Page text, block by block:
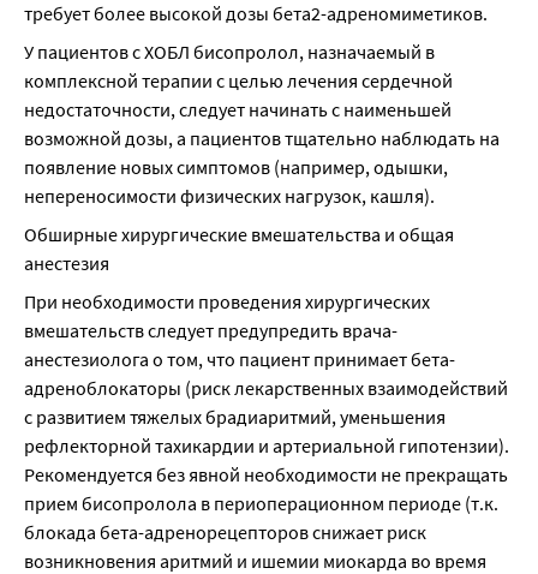
требует более высокой дозы бета2-адреномиметиков.
У пациентов с ХОБЛ бисопролол, назначаемый в
комплексной терапии с целью лечения сердечной
недостаточности, следует начинать с наименьшей
возможной дозы, а пациентов тщательно наблюдать на
появление новых симптомов (например, одышки,
непереносимости физических нагрузок, кашля).
Обширные хирургические вмешательства и общая
анестезия
При необходимости проведения хирургических
вмешательств следует предупредить врача-
анестезиолога о том, что пациент принимает бета-
адреноблокаторы (риск лекарственных взаимодействий
с развитием тяжелых брадиаритмий, уменьшения
рефлекторной тахикардии и артериальной гипотензии).
Рекомендуется без явной необходимости не прекращать
прием бисопролола в периоперационном периоде (т.к.
блокада бета-адренорецепторов снижает риск
возникновения аритмий и ишемии миокарда во время